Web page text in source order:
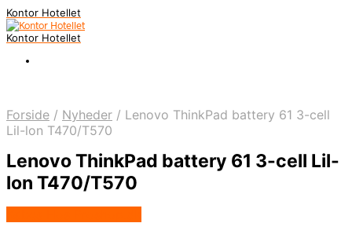
Kontor Hotellet
Kontor Hotellet
Forside / Nyheder / Lenovo ThinkPad battery 61 3-cell
Lil-lon T470/T570
Lenovo ThinkPad battery 61 3-cell Lil-
lon T470/T570